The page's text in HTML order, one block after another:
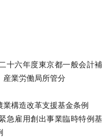
十六年度東京都一般会計補
業労働局所管分
構造改革支援基金条例
急雇用創出事業臨時特例基